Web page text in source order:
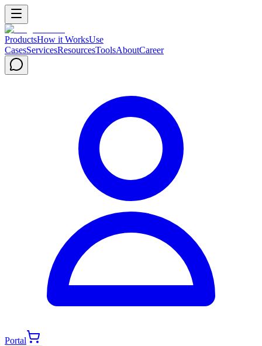
ProductsHow it WorksUse
CasesServicesResourcesToolsAboutCareer
Portal